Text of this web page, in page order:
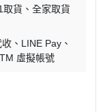
取貨
全家取貨
收
LINE Pay
虛擬帳號